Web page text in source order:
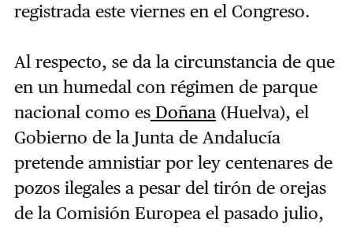
registrada este viernes en el Congreso.
Al respecto, se da la circunstancia de que
en un humedal con régimen de parque
nacional como esDoñana(Huelva), el
Gobierno de la Junta de Andalucía
pretende amnistiar por ley centenares de
pozos ilegales a pesar del tirón de orejas
de la Comisión Europea el pasado julio,